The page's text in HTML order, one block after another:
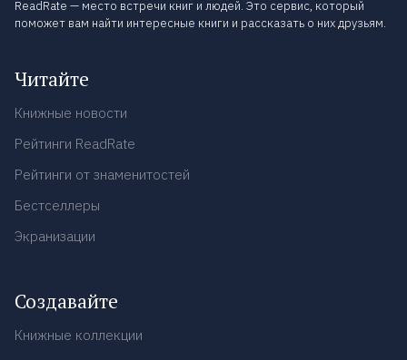
ReadRate — место встречи книг и людей. Это сервис, который
поможет вам найти интересные книги и рассказать о них друзьям.
Читайте
Книжные новости
Рейтинги ReadRate
Рейтинги от знаменитостей
Бестселлеры
Экранизации
Создавайте
Книжные коллекции